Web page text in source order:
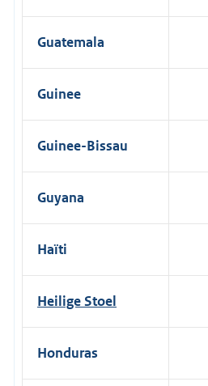
Guatemala
Guinee
Guinee-Bissau
Guyana
Haïti
Heilige Stoel
Honduras